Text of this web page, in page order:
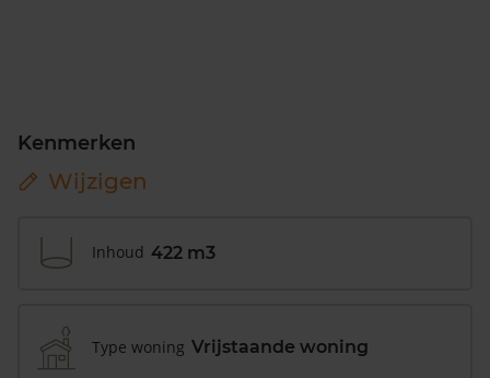
Kenmerken
Wijzigen
Inhoud 422 m3
Type woning Vrijstaande woning